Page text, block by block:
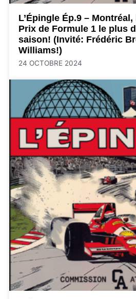
L’Épingle Ép.9 –
Prix de Formule 1 le plus
saison! (Invité: Frédéric
Williams!)
24 OCTOBRE 2024